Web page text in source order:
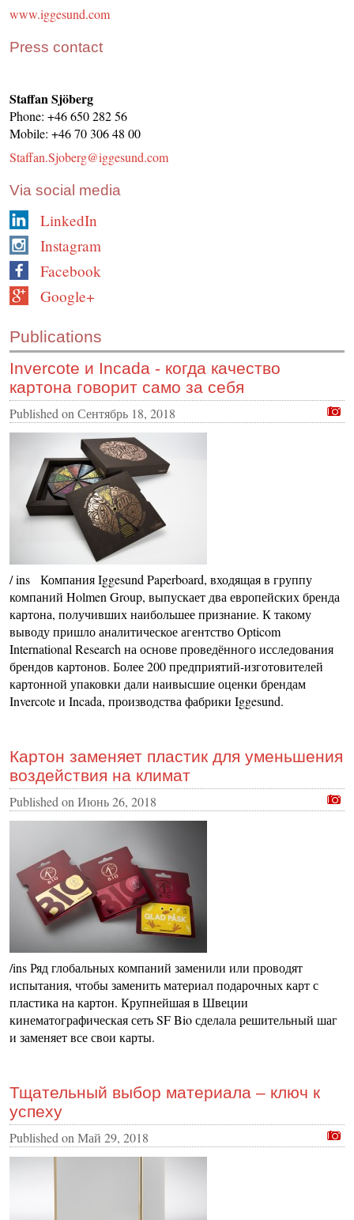
www.iggesund.com
Press contact
Staffan Sjöberg
Phone: +46 650 282 56
Mobile: +46 70 306 48 00
Staffan.Sjoberg@iggesund.com
Via social media
LinkedIn
Instagram
Facebook
Google+
Publications
Invercote и Incada - когда качество
картона говорит само за себя
Published on Сентябрь 18, 2018
/ ins Компания Iggesund Paperboard, входящая в группу
компаний Holmen Group, выпускает два европейских бренда
картона, получивших наибольшее признание. К такому
выводу пришло аналитическое агентство Opticom
International Research на основе проведённого исследования
брендов картонов. Более 200 предприятий-изготовителей
картонной упаковки дали наивысшие оценки брендам
Invercote и Incada, производства фабрики Iggesund.
Картон заменяет пластик для уменьшения
воздействия на климат
Published on Июнь 26, 2018
/ins Ряд глобальных компаний заменили или проводят
испытания, чтобы заменить материал подарочных карт с
пластика на картон. Крупнейшая в Швеции
кинематографическая сеть SF Bio сделала решительный шаг
и заменяет все свои карты.
Тщательный выбор материала – ключ к
успеху
Published on Май 29, 2018